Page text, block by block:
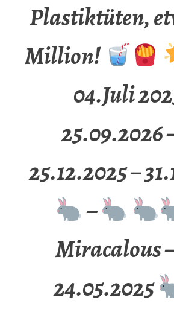
Plastiktüten,
Million!
04.Juli
25.09.2026
25.12.2025 –
–
Miracalous
24.05.2025